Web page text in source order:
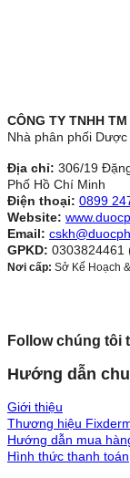
CÔNG TY TNHH
Nhà phân phối Dược
Địa chỉ: 306/19
Phố Hồ Chí Minh
Điện thoại: 0899
Website:
Email:
GPKD: 0303824461
Nơi cấp: Sở Kế Hoạch
Follow chúng tôi
Hướng dẫn
Giới thiệu
Thương hiệu
Hướng dẫn mua
Hình thức thanh toán